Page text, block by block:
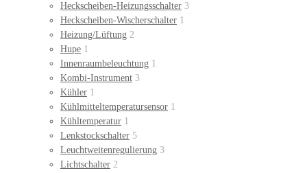
Heckscheiben-Heizungsschalter 3
Heckscheiben-Wischerschalter 1
Heizung/Lüftung 2
Hupe 1
Innenraumbeleuchtung 1
Kombi-Instrument 3
Kühler 1
Kühlmitteltemperatursensor 1
Kühltemperatur 1
Lenkstockschalter 5
Leuchtweitenregulierung 3
Lichtschalter 2